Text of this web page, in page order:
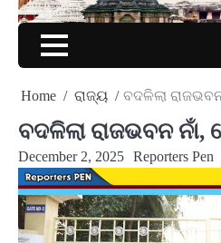
Home ରାଜ୍ୟ ବଦଳିଲା
ବଦଳିଲା ରାଜଭବନ ନାଁ,
December 2, 2025 Reporters Pen